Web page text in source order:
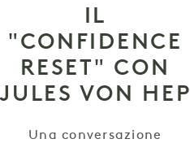
IL
"CONFIDENCE
RESET" CON
JULES VON HEP
Una conversazione